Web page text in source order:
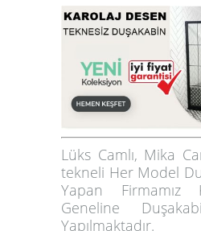
Lüks Camlı, Mika
tekneli Her Model
Yapan Firmamız
Geneline
Yapılmaktadır.